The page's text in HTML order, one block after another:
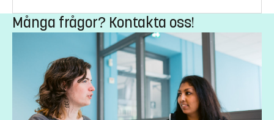
Många frågor? Kontakta oss!